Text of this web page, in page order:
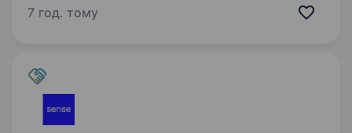
технічної підтримки Helpdesk
7 год. тому